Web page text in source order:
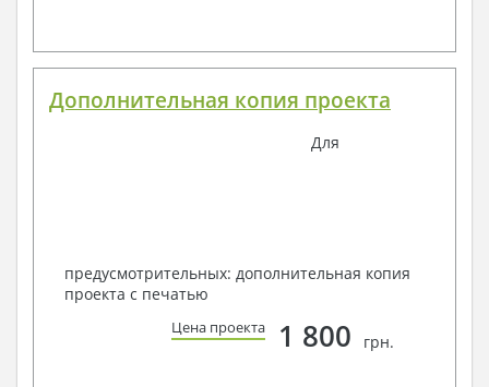
Дополнительная копия проекта
Для
предусмотрительных: дополнительная копия
проекта с печатью
Цена проекта 1 800 грн.